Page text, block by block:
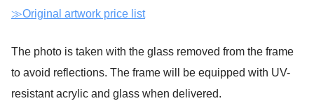
≫Original artwork price list
The photo is taken with the glass removed from the frame
to avoid reflections. The frame will be equipped with UV-
resistant acrylic and glass when delivered.